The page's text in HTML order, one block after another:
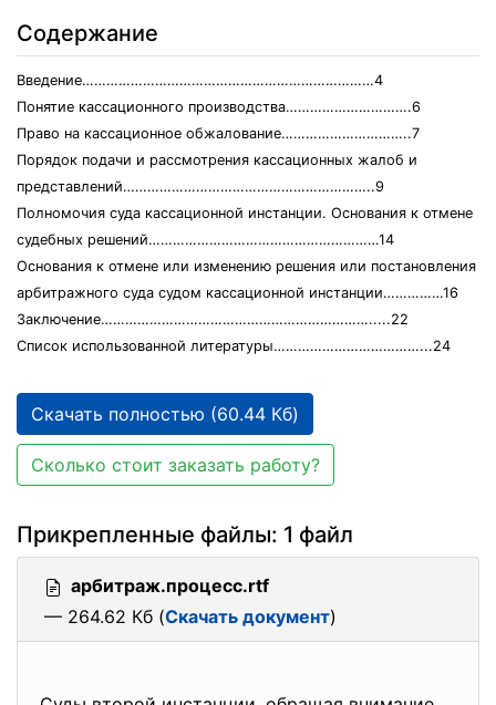
Содержание
Введение………………………………………………………………4
Понятие кассационного производства………………………….6
Право на кассационное обжалование…………………………..7
Порядок подачи и рассмотрения кассационных жалоб и
представлений……………………………………………………..9
Полномочия суда кассационной инстанции. Основания к отмене
судебных решений…………………………………………………14
Основания к отмене или изменению решения или постановления
арбитражного суда судом кассационной инстанции……………16
Заключение………………………………………………………….....22
Cписок использованной литературы………………………………...24
Скачать полностью (60.44 Кб)
Сколько стоит заказать работу?
Прикрепленные файлы: 1 файл
арбитраж.процесс.rtf
— 264.62 Кб (Скачать документ)